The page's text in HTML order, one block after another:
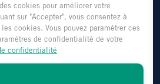
cookies pour améliorer votre
sur "Accepter", vous consentez à
cookies. Vous pouvez paramétrer ces
de confidentialité de votre
confidentialité